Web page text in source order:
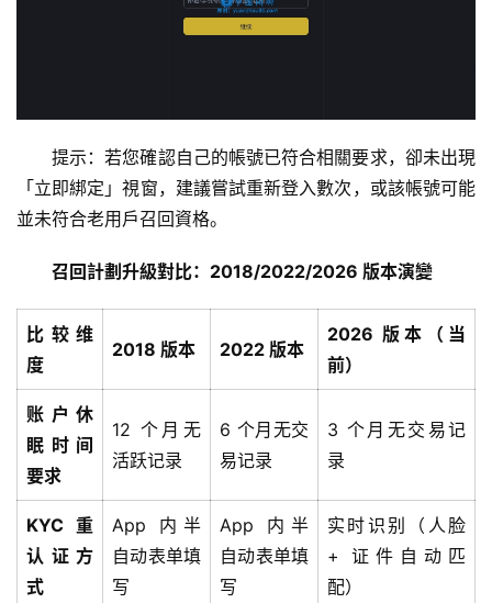
提示：若您確認自己的帳號已符合相關要求，卻未出現
「立即綁定」視窗，建議嘗試重新登入數次，或該帳號可能
並未符合老用戶召回資格。
召回計劃升級對比：2018/2022/2026 版本演變
比较维
度
2018 版本 2022 版本
2026 版本（当
前）
账户休
眠时间
要求
12 个月无
活跃记录
6 个月无交
易记录
3 个月无交易记
录
KYC 重
认证方
式
App 内半
自动表单填
写
App 内半
自动表单填
写
实时识别（人脸
+ 证件自动匹
配）